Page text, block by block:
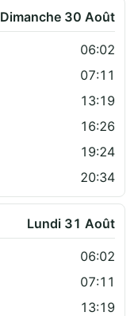
Dimanche 30 Août
06:02
07:11
13:19
16:26
19:24
20:34
Lundi 31 Août
06:02
07:11
13:19